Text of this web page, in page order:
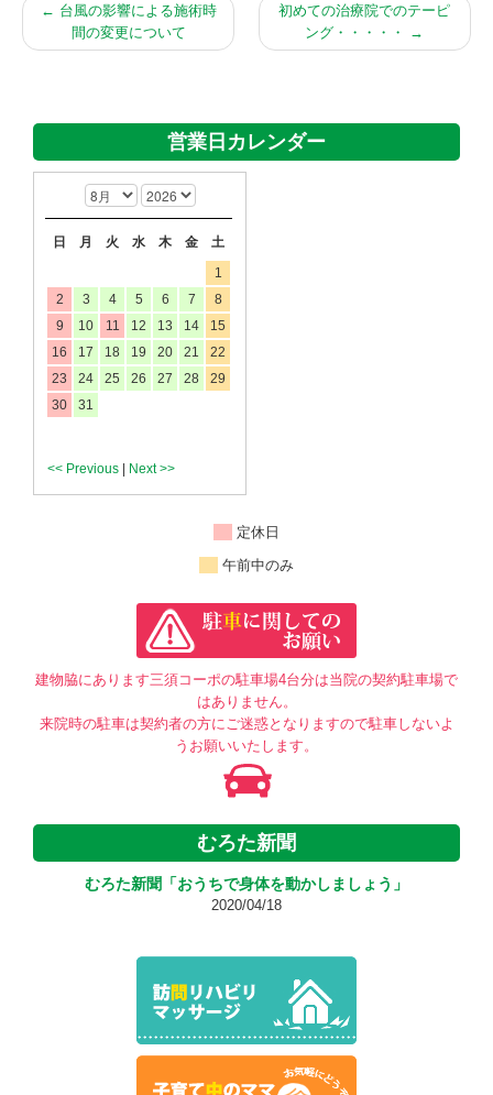
← 台風の影響による施術時
間の変更について
初めての治療院でのテーピ
ング・・・・・
→
営業日カレンダー
日 月 火 水 木 金 土
<< Previous Next >>
1
2
3 4 5 6 7
8
9
10 11 12 13 14
15
16
17 18 19 20 21
22
23
24 25 26 27 28
29
30
31
定休日
午前中のみ
建物脇にあります三須コーポの駐車場4台分は当院の契約駐車場で
はありません。
来院時の駐車は契約者の方にご迷惑となりますので駐車しないよ
うお願いいたします。
むろた新聞
むろた新聞「おうちで身体を動かしましょう」
2020/04/18